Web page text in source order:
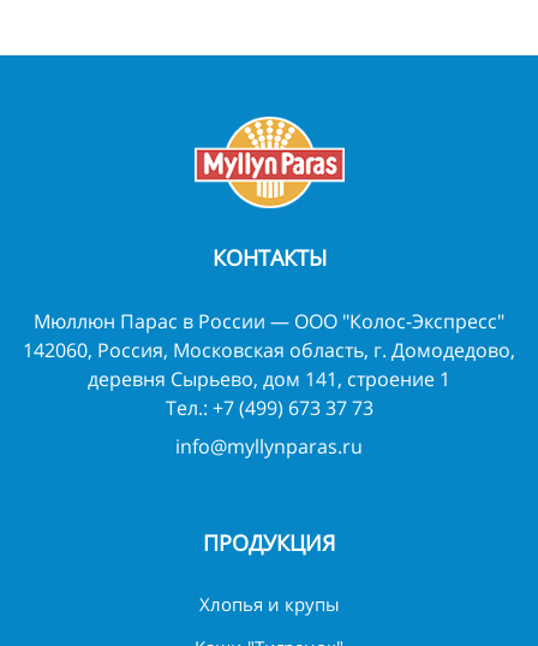
КОНТАКТЫ
Мюллюн Парас в России — ООО "Колос-Экспресс"
142060, Россия, Московская область, г. Домодедово,
деревня Сырьево, дом 141, строение 1
Тел.: +7 (499) 673 37 73
info@myllynparas.ru
ПРОДУКЦИЯ
Хлопья и крупы